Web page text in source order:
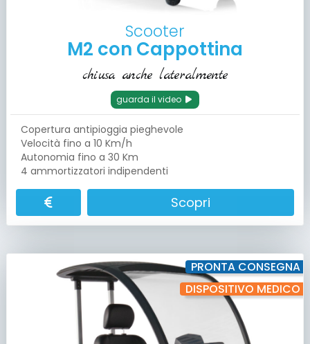
Scooter
M2 con Cappottina
chiusa anche lateralmente
guarda il video
Copertura antipioggia pieghevole
Velocità fino a 10 Km/h
Autonomia fino a 30 Km
4 ammortizzatori indipendenti
Scopri
PRONTA CONSEGNA
DISPOSITIVO MEDICO